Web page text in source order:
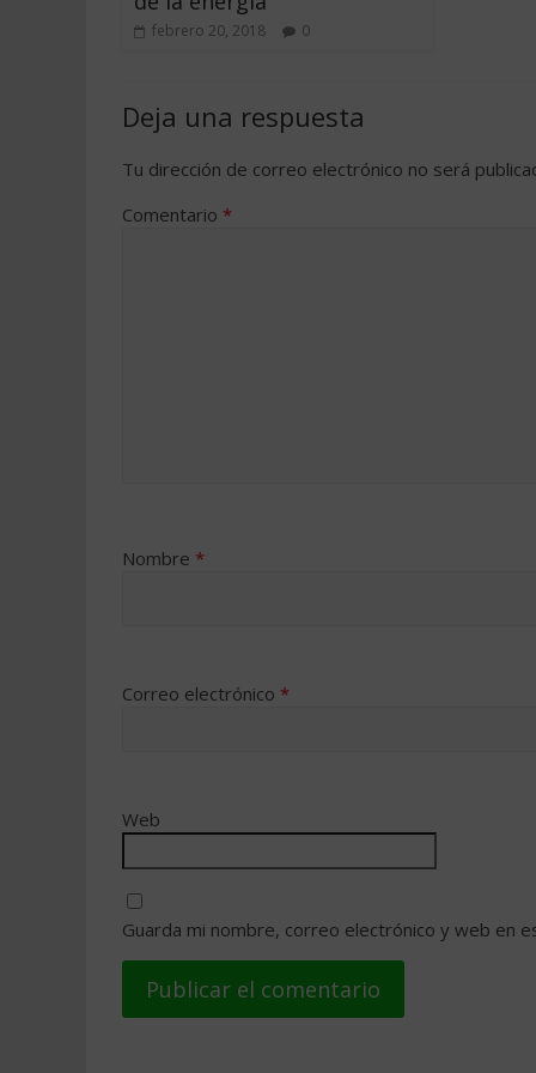
febrero 20, 2018 0
Deja una respuesta
Tu dirección de correo electrónico no será
Comentario *
Nombre *
Correo electrónico *
Web
Guarda mi nombre, correo electrónico y web en